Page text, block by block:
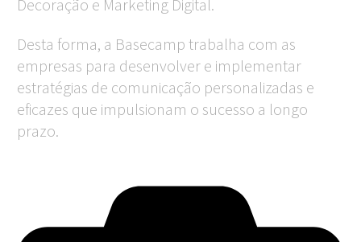
Decoração e Marketing Digital.
Desta forma, a Basecamp trabalha com as
empresas para desenvolver e implementar
estratégias de comunicação personalizadas e
eficazes que impulsionam o sucesso a longo
prazo.